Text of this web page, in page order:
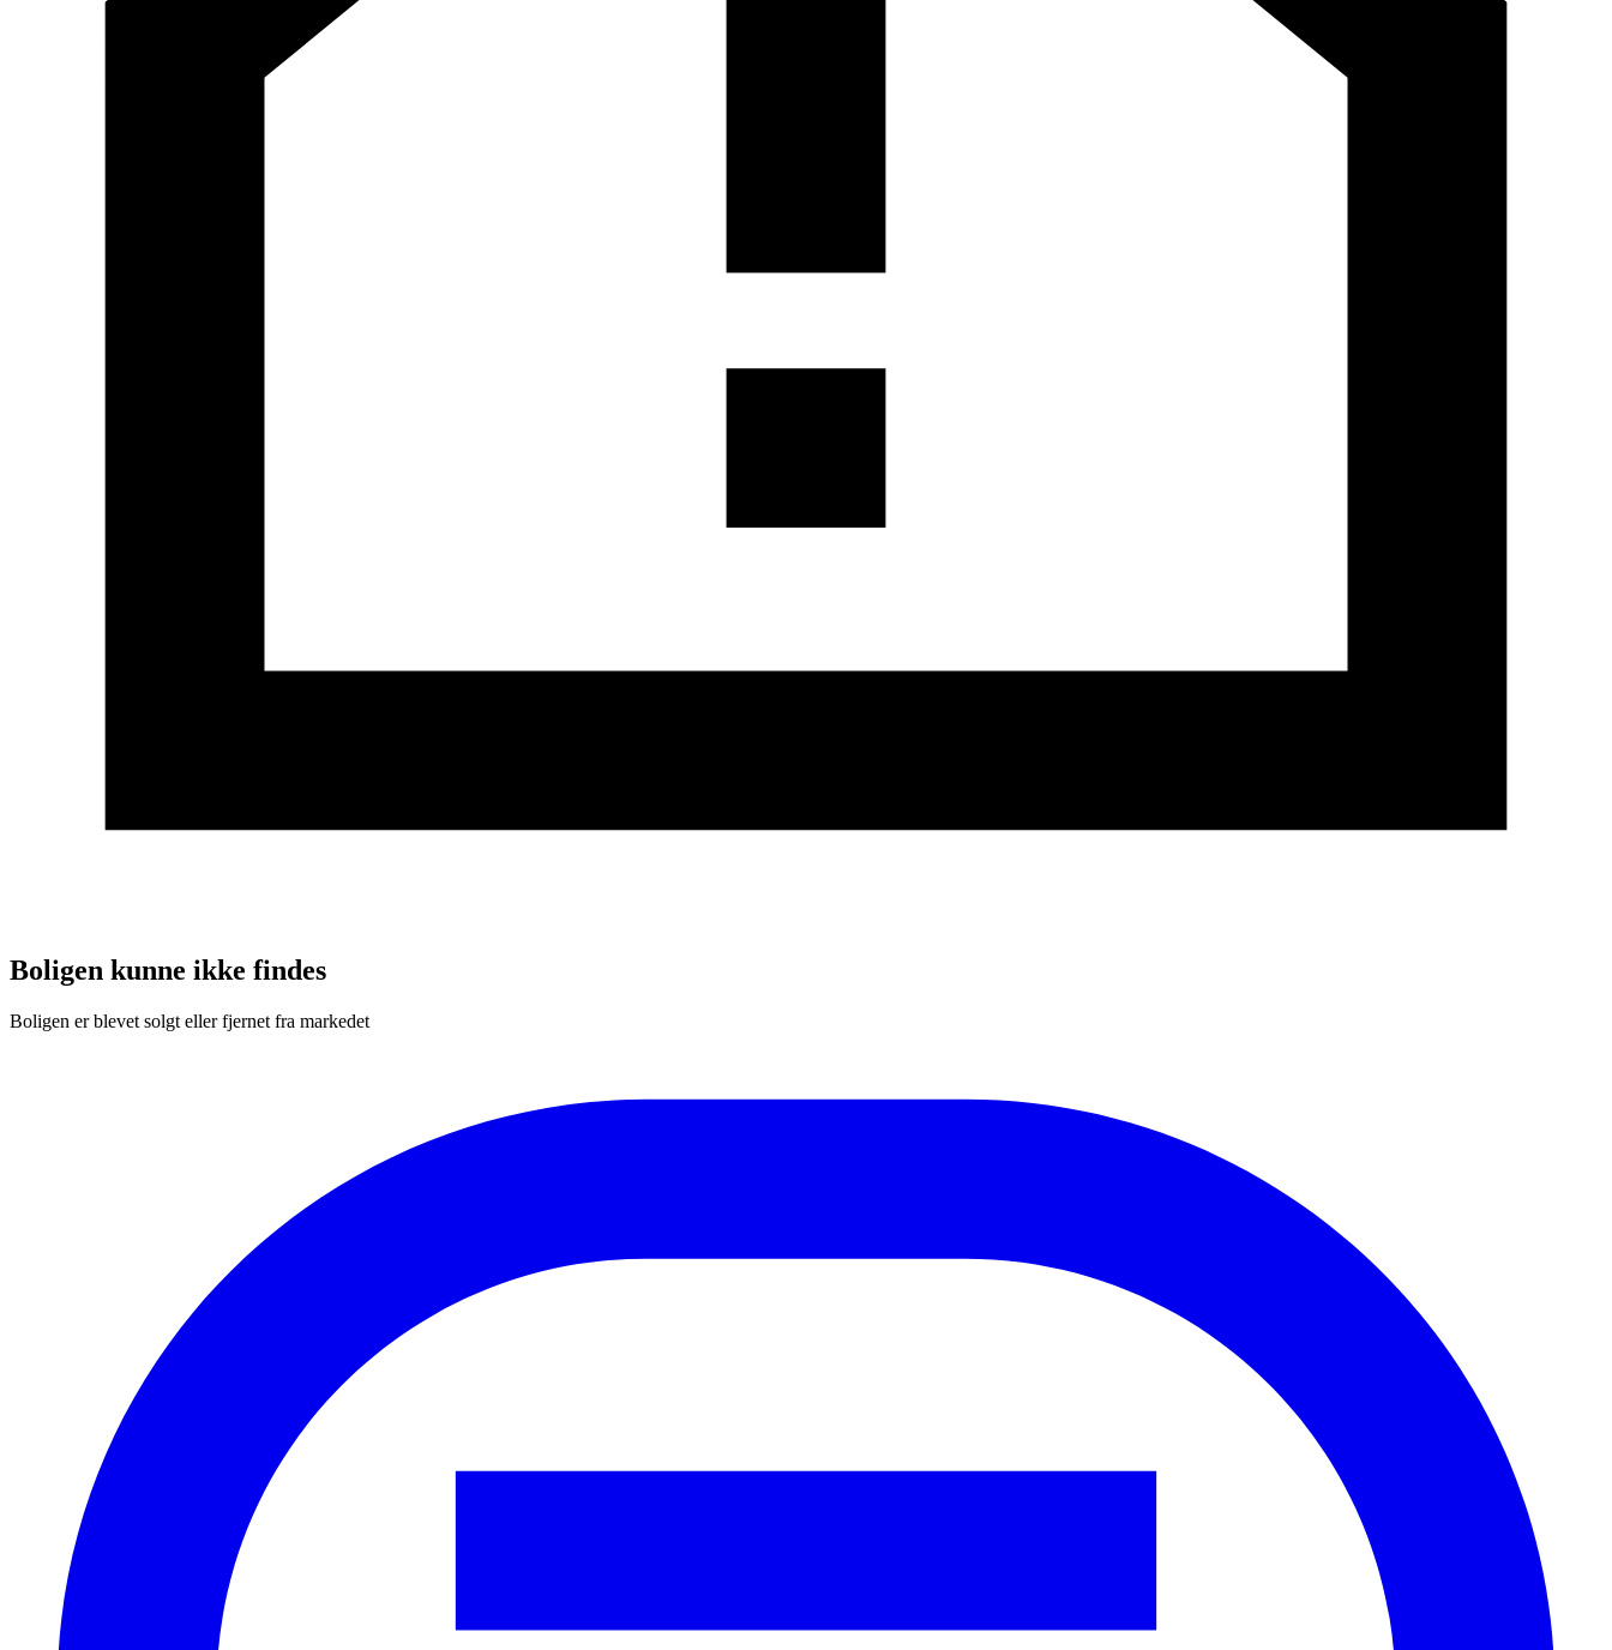
Boligen kunne ikke findes
Boligen er blevet solgt eller fjernet fra markedet